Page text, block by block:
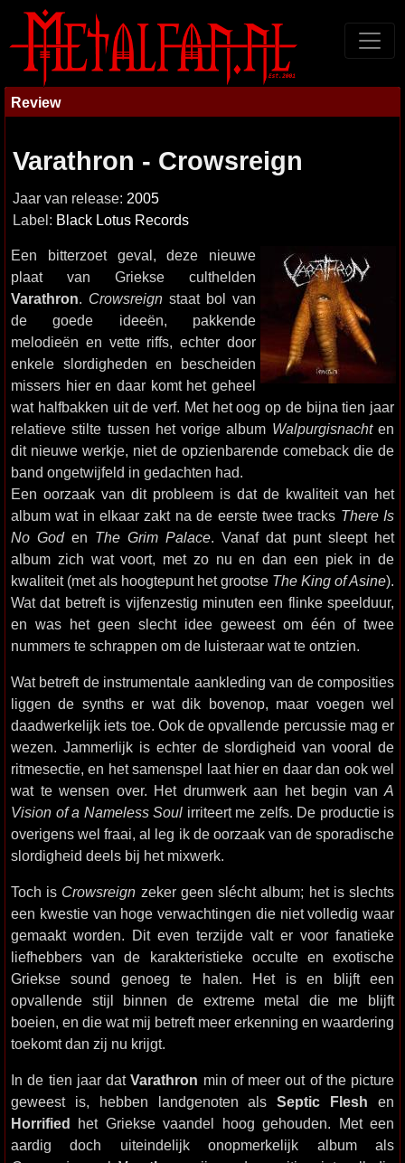
Review
Varathron - Crowsreign
Jaar van release: 2005
Label: Black Lotus Records
Een bitterzoet geval, deze nieuwe
plaat van Griekse culthelden
Varathron. Crowsreign staat bol van
de goede ideeën, pakkende
melodieën en vette riffs, echter door
enkele slordigheden en bescheiden
missers hier en daar komt het geheel
wat halfbakken uit de verf. Met het oog op de bijna tien jaar
relatieve stilte tussen het vorige album Walpurgisnachten
dit nieuwe werkje, niet de opzienbarende comeback die de
band ongetwijfeld in gedachten had.
Een oorzaak van dit probleem is dat de kwaliteit van het
album wat in elkaar zakt na de eerste twee tracks There Is
No Goden The Grim Palace. Vanaf dat punt sleept het
album zich wat voort, met zo nu en dan een piek in de
kwaliteit (met als hoogtepunt het grootse The King of Asine).
Wat dat betreft is vijfenzestig minuten een flinke speelduur,
en was het geen slecht idee geweest om één of twee
nummers te schrappen om de luisteraar wat te ontzien.
Wat betreft de instrumentale aankleding van de composities
liggen de synths er wat dik bovenop, maar voegen wel
daadwerkelijk iets toe. Ook de opvallende percussie mag er
wezen. Jammerlijk is echter de slordigheid van vooral de
ritmesectie, en het samenspel laat hier en daar dan ook wel
wat te wensen over. Het drumwerk aan het begin van A
Vision of a Nameless Soul irriteert me zelfs. De productie is
overigens wel fraai, al leg ik de oorzaak van de sporadische
slordigheid deels bij het mixwerk.
Toch is Crowsreign zeker geen slécht album; het is slechts
een kwestie van hoge verwachtingen die niet volledig waar
gemaakt worden. Dit even terzijde valt er voor fanatieke
liefhebbers van de karakteristieke occulte en exotische
Griekse sound genoeg te halen. Het is en blijft een
opvallende stijl binnen de extreme metal die me blijft
boeien, en die wat mij betreft meer erkenning en waardering
toekomt dan zij nu krijgt.
In de tien jaar datVarathron min of meer out of the picture
geweest is, hebben landgenoten alsSeptic Flesh en
Horrified het Griekse vaandel hoog gehouden. Met een
aardig doch uiteindelijk onopmerkelijk album als